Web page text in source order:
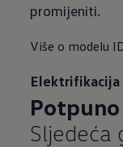
promijeniti.
Više o modelu
Elektrifikacija
Sljedeća